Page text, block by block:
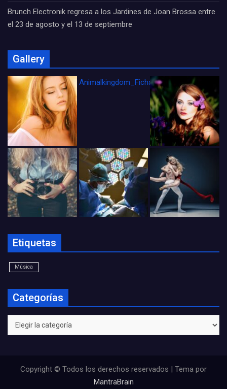
Brunch Electronik regresa a los Jardines de Joan Brossa entre
el 23 de agosto y el 13 de septiembre
Gallery
Animalkingdom_FichaCine
Etiquetas
Música
Categorías
Categorías
Copyright © Todos los derechos reservados | Tema por
MantraBrain